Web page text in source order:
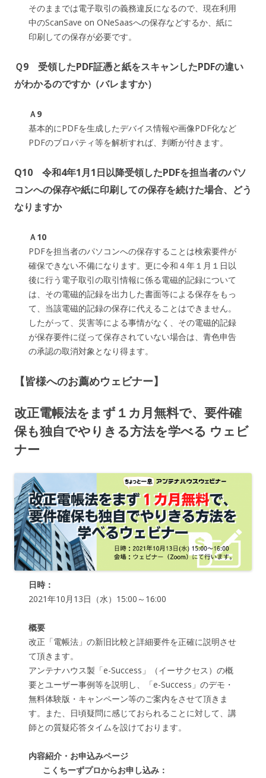
そのままでは電子取引の義務違反になるので、現在利用
中のScanSave on ONeSaasへの保存などするか、紙に
印刷しての保存が必要です。
Ｑ9 受領したPDF証憑と紙をスキャンしたPDFの違い
がわかるのですか（バレますか）
Ａ9
基本的にPDFを生成したデバイス情報や画像PDF化など
PDFのプロパティ等を解析すれば、判断が付きます。
Q10 令和4年1月1日以降受領したPDFを担当者のパソ
コンへの保存や紙に印刷しての保存を続けた場合、どう
なりますか
Ａ10
PDFを担当者のパソコンへの保存することは検索要件が
確保できない不備になります。更に令和４年１月１日以
後に行う電子取引の取引情報に係る電磁的記録について
は、その電磁的記録を出力した書面等による保存をもっ
て、当該電磁的記録の保存に代えることはできません。
したがって、災害等による事情がなく、その電磁的記録
が保存要件に従って保存されていない場合は、青色申告
の承認の取消対象となり得ます。
【皆様へのお薦めウェビナー】
改正電帳法をまず１カ月無料で、要件確
保も独自でやりきる方法を学べる ウェビ
ナー
日時：
2021年10月13日（水）15:00～16:00
概要
改正「電帳法」の新旧比較と詳細要件を正確に説明させ
て頂きます。
アンテナハウス製「e-Success」（イーサクセス）の概
要とユーザー事例等を説明し、「e-Success」のデモ・
無料体験版・キャンペーン等のご案内をさせて頂きま
す。また、日頃疑問に感じておられることに対して、講
師との質疑応答タイムを設けております。
内容紹介・お申込みページ
こくちーずプロからお申し込み：